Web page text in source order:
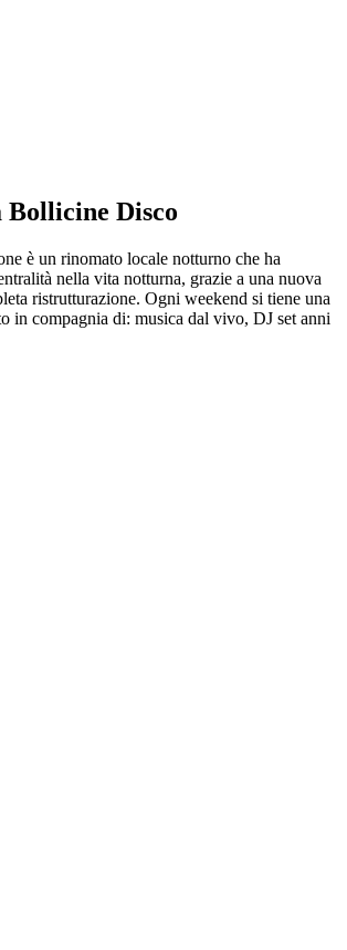
Bollicine Disco
è un rinomato locale notturno che ha
nella vita notturna, grazie a una nuova
ristrutturazione. Ogni weekend si tiene una
in compagnia di: musica dal vivo, DJ set anni